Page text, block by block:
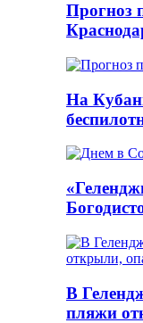
Прогноз
На
В
пляжи